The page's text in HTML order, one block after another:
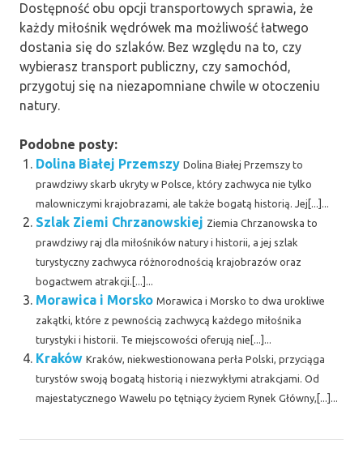
Dostępność obu opcji transportowych sprawia, że
każdy miłośnik wędrówek ma możliwość łatwego
dostania się do szlaków. Bez względu na to, czy
wybierasz transport publiczny, czy samochód,
przygotuj się na niezapomniane chwile w otoczeniu
natury.
Podobne posty:
Dolina Białej Przemszy Dolina Białej Przemszy to
prawdziwy skarb ukryty w Polsce, który zachwyca nie tylko
malowniczymi krajobrazami, ale także bogatą historią. Jej[...]...
Szlak Ziemi Chrzanowskiej Ziemia Chrzanowska to
prawdziwy raj dla miłośników natury i historii, a jej szlak
turystyczny zachwyca różnorodnością krajobrazów oraz
bogactwem atrakcji.[...]...
Morawica i Morsko Morawica i Morsko to dwa urokliwe
zakątki, które z pewnością zachwycą każdego miłośnika
turystyki i historii. Te miejscowości oferują nie[...]...
Kraków Kraków, niekwestionowana perła Polski, przyciąga
turystów swoją bogatą historią i niezwykłymi atrakcjami. Od
majestatycznego Wawelu po tętniący życiem Rynek Główny,[...]...